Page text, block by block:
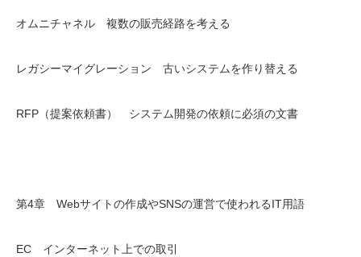
オムニチャネル 複数の販売経路を考える
レガシーマイグレーション 古いシステムを作り替える
RFP（提案依頼書） システム開発の依頼に必須の文書
第4章 Webサイトの作成やSNSの運営で使われるIT用語
EC インターネット上での取引